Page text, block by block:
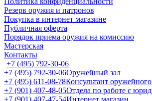
Резерв оружия и патронов
Покупка в интернет магазине
Публичная оферта
Порядок приема оружия на комиссию
Мастерская
Контакты
+7 (495) 792-30-06
+7 (495) 792-30-06Оружейный зал
+7 (495) 611-08-78Консультант оружейного
+7 (901) 407-48-05Отдела по работе с
+7 (901) 407-47-54Интернет магазин